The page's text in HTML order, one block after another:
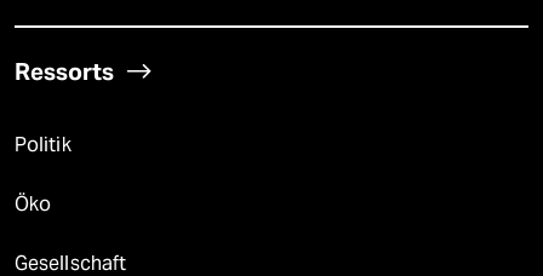
Ressorts
Politik
Öko
Gesellschaft